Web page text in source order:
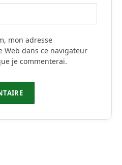
mon adresse
Web dans ce navigateur
je commenterai.